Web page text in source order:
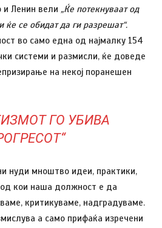
и Ленин вели „Ќе потекнуваат од
ќе се обидат да ги разрешат“.
во само една од најмалку 154
системи и размисли, ќе доведе
на некој поранешен
ГО УБИВА
нуди мноштво идеи, практики,
од кои наша должност е да
критикуваме, надградуваме.
а само прифаќа изречени